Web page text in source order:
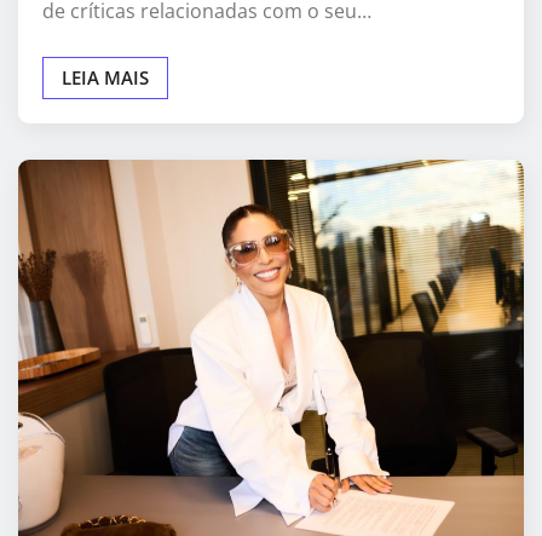
de críticas relacionadas com o seu…
LEIA MAIS